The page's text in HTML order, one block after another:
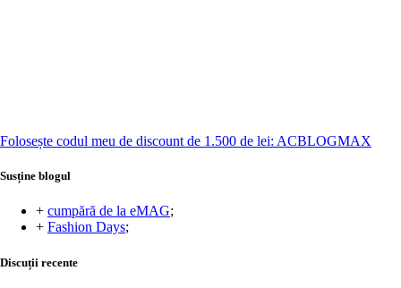
Folosește codul meu de discount de 1.500 de lei: ACBLOGMAX
Susține blogul
+ cumpără de la eMAG;
+ Fashion Days;
Discuții recente